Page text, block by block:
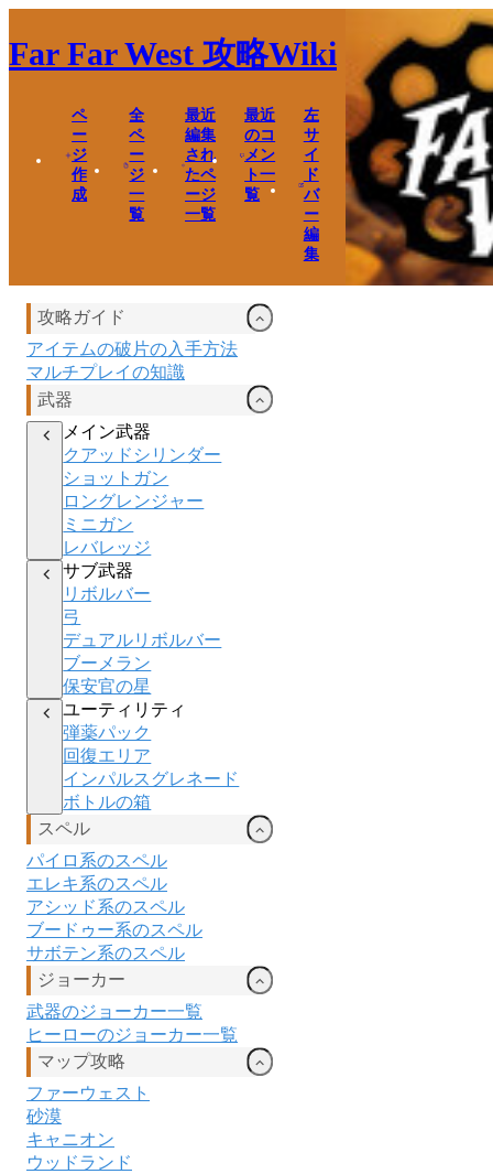
Far Far West 攻略Wiki
ペ
ー
ジ
作
成
全
ペ
ー
ジ
一
覧
最近
編集
され
たペ
ージ
一覧
最近
のコ
メン
ト一
覧
左
サ
イ
ド
バ
ー
編
集
攻略ガイド
アイテムの破片の入手方法
マルチプレイの知識
武器
メイン武器
クアッドシリンダー
ショットガン
ロングレンジャー
ミニガン
レバレッジ
サブ武器
リボルバー
弓
デュアルリボルバー
ブーメラン
保安官の星
ユーティリティ
弾薬パック
回復エリア
インパルスグレネード
ボトルの箱
スペル
パイロ系のスペル
エレキ系のスペル
アシッド系のスペル
ブードゥー系のスペル
サボテン系のスペル
ジョーカー
武器のジョーカー一覧
ヒーローのジョーカー一覧
マップ攻略
ファーウェスト
砂漠
キャニオン
ウッドランド